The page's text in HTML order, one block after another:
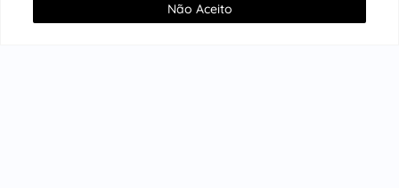
Não Aceito
CONHEÇA OS BENEFÍCIOS